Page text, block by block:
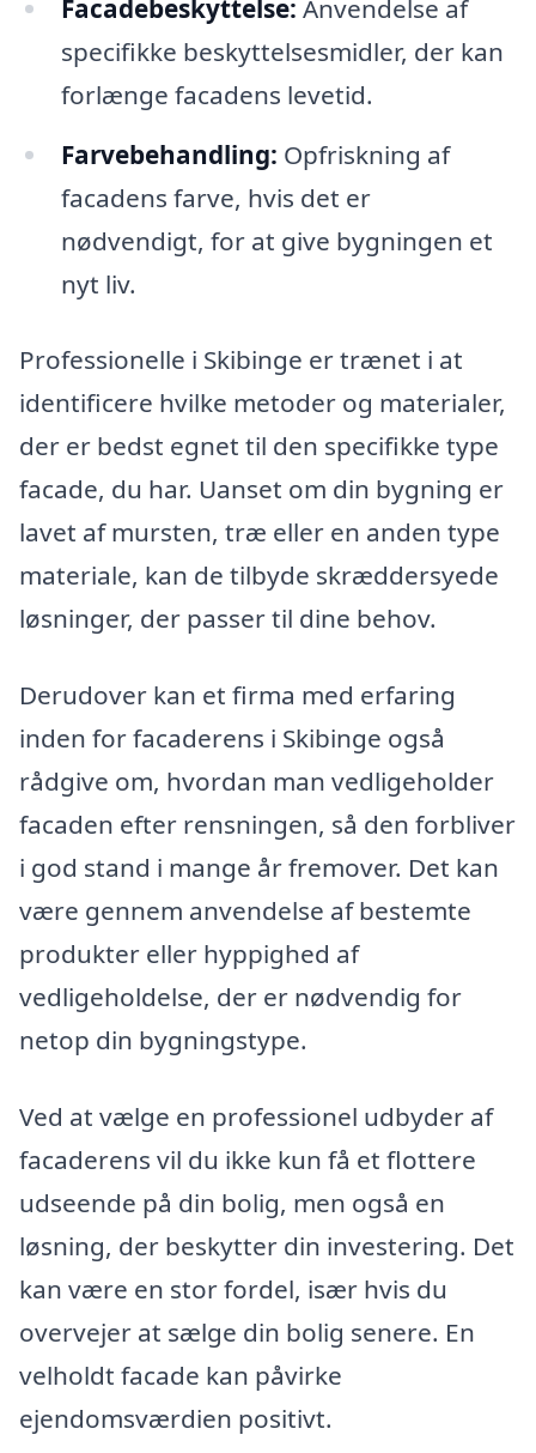
Facadebeskyttelse: Anvendelse af
specifikke beskyttelsesmidler, der kan
forlænge facadens levetid.
Farvebehandling: Opfriskning af
facadens farve, hvis det er
nødvendigt, for at give bygningen et
nyt liv.
Professionelle i Skibinge er trænet i at
identificere hvilke metoder og materialer,
der er bedst egnet til den specifikke type
facade, du har. Uanset om din bygning er
lavet af mursten, træ eller en anden type
materiale, kan de tilbyde skræddersyede
løsninger, der passer til dine behov.
Derudover kan et firma med erfaring
inden for facaderens i Skibinge også
rådgive om, hvordan man vedligeholder
facaden efter rensningen, så den forbliver
i god stand i mange år fremover. Det kan
være gennem anvendelse af bestemte
produkter eller hyppighed af
vedligeholdelse, der er nødvendig for
netop din bygningstype.
Ved at vælge en professionel udbyder af
facaderens vil du ikke kun få et flottere
udseende på din bolig, men også en
løsning, der beskytter din investering. Det
kan være en stor fordel, især hvis du
overvejer at sælge din bolig senere. En
velholdt facade kan påvirke
ejendomsværdien positivt.